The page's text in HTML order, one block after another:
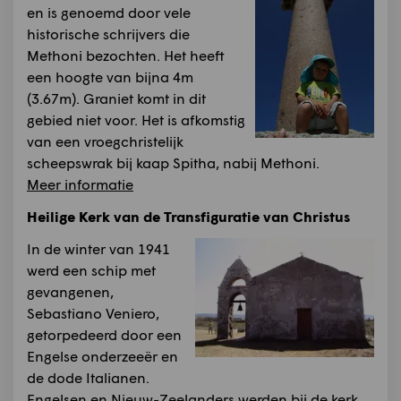
en is genoemd door vele
historische schrijvers die
Methoni bezochten. Het heeft
een hoogte van bijna 4m
(3.67m). Graniet komt in dit
gebied niet voor. Het is afkomstig
van een vroegchristelijk
scheepswrak bij kaap Spitha, nabij Methoni.
Meer informatie
Heilige Kerk van de Transfiguratie van Christus
In de winter van 1941
werd een schip met
gevangenen,
Sebastiano Veniero,
getorpedeerd door een
Engelse onderzeeër en
de dode Italianen.